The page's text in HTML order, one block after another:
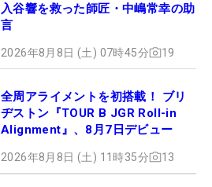
入谷響を救った師匠・中嶋常幸の助
言
2026年8月8日 (土) 07時45分 19
全周アライメントを初搭載！ ブリ
ヂストン『TOUR B JGR Roll-in
Alignment』、8月7日デビュー
2026年8月8日 (土) 11時35分 13